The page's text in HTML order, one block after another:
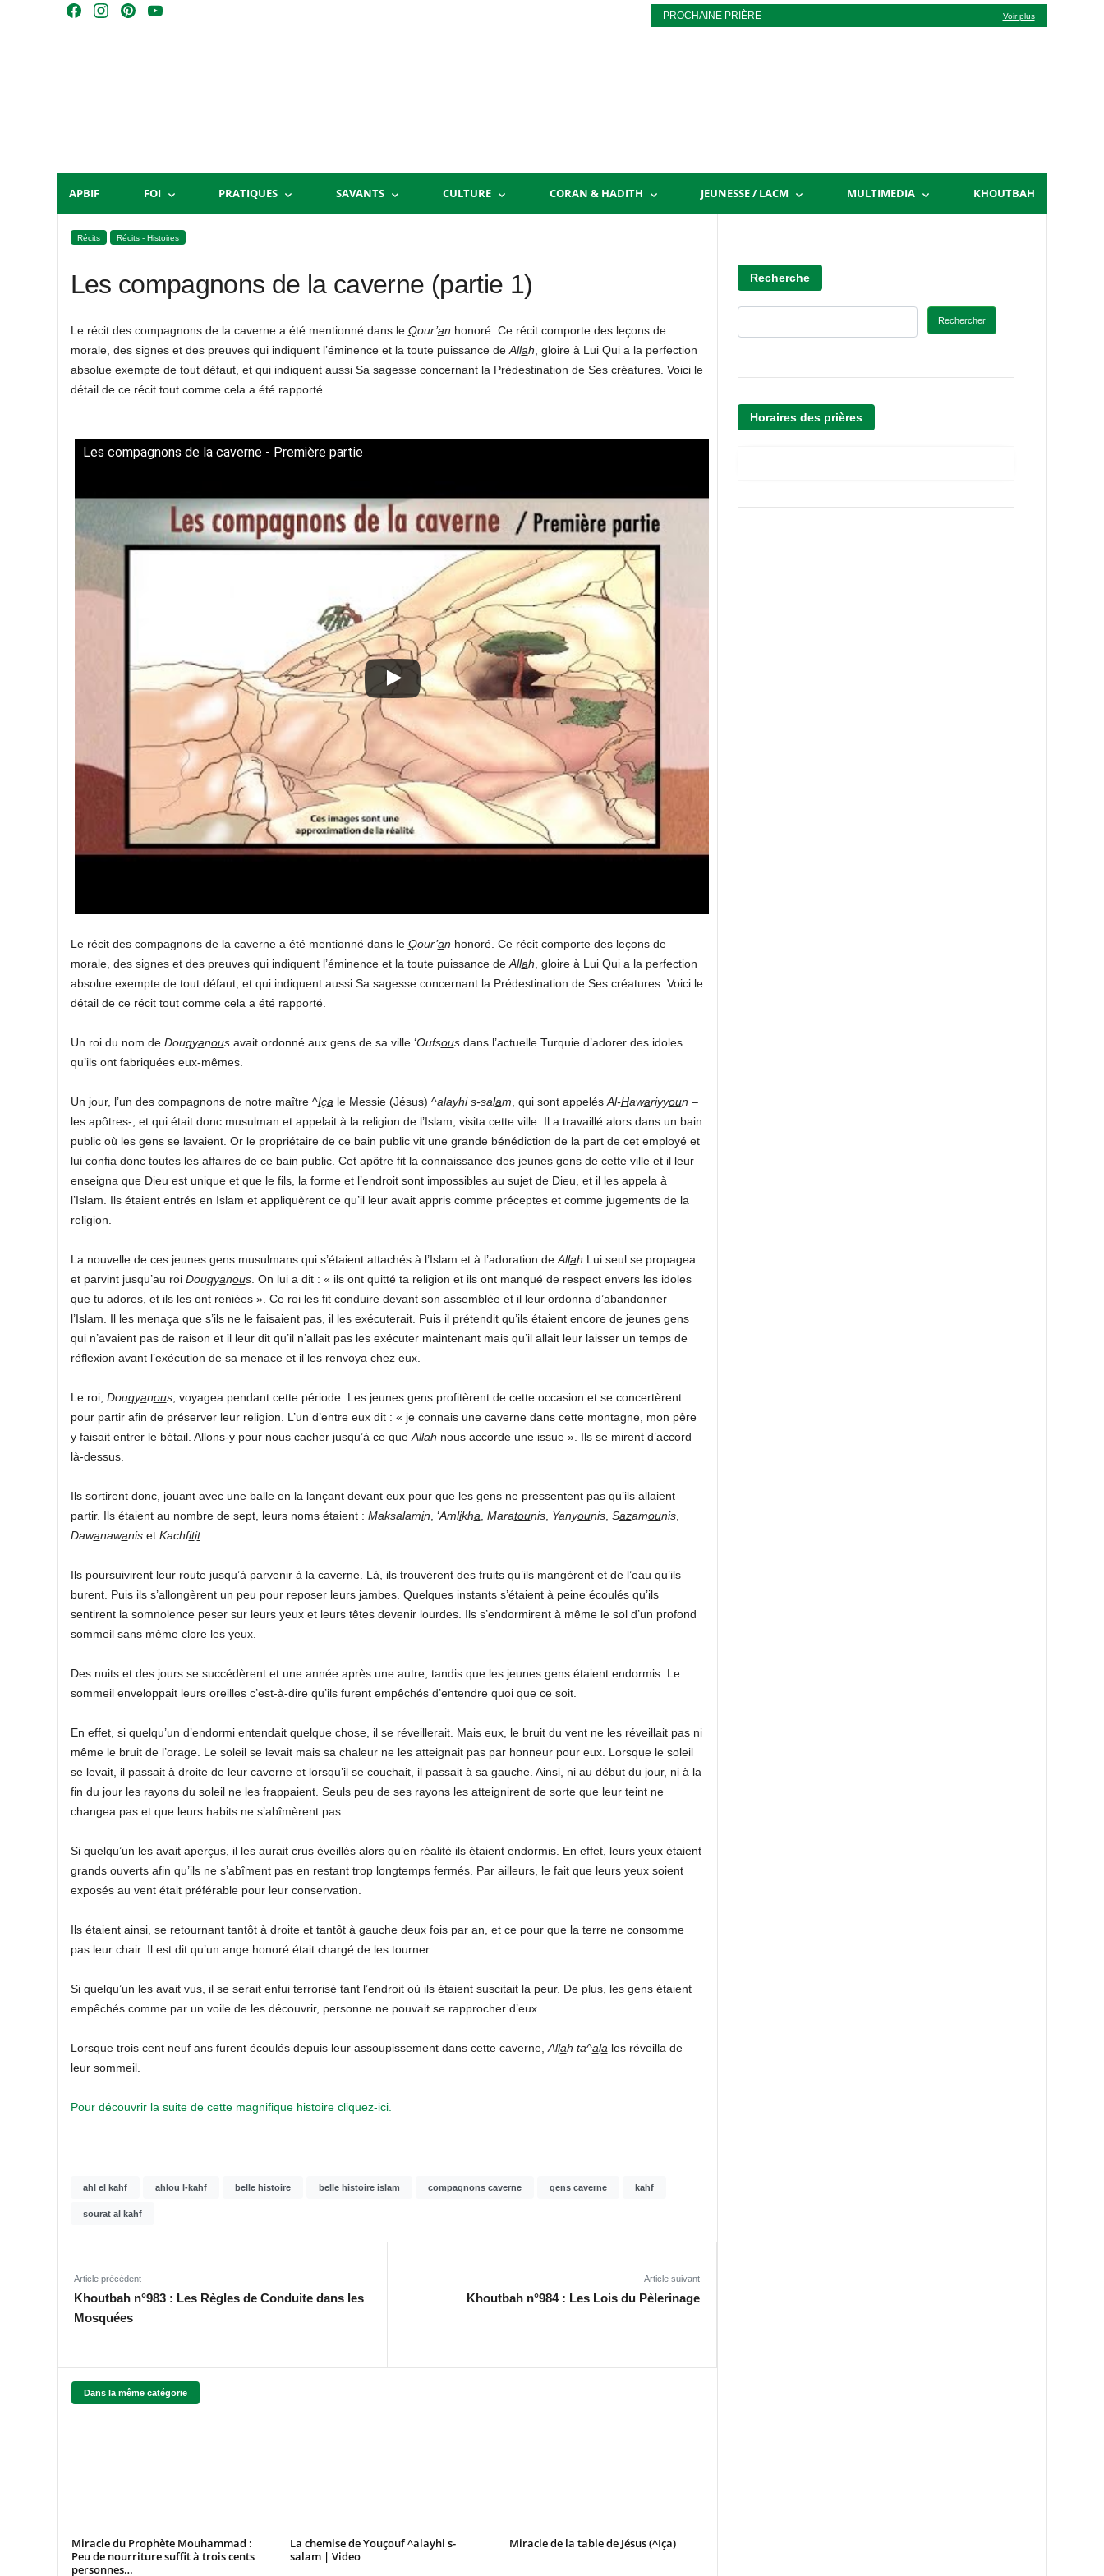
Skip
m
t
Y
PROCHAINE PRIÈRE Voir plus
APBIF FOI PRATIQUES SAVANTS CULTURE CORAN & HADITH JEUNESSE / LACM MULTIMEDIA KHOUTBAH
Récits Récits - Histoires
Les compagnons de la caverne (partie 1)
Le récit des compagnons de la caverne a été mentionné dans le Qour’an honoré. Ce récit comporte des leçons de
morale, des signes et des preuves qui indiquent l’éminence et la toute puissance de Allah , gloire à Lui Qui a la perfection
absolue exempte de tout défaut, et qui indiquent aussi Sa sagesse concernant la Prédestination de Ses créatures. Voici le
détail de ce récit tout comme cela a été rapporté.
Les compagnons de la caverne - Première partie
Le récit des compagnons de la caverne a été mentionné dans le Qour’an honoré. Ce récit comporte des leçons de
morale, des signes et des preuves qui indiquent l’éminence et la toute puissance de Allah , gloire à Lui Qui a la perfection
absolue exempte de tout défaut, et qui indiquent aussi Sa sagesse concernant la Prédestination de Ses créatures. Voici le
détail de ce récit tout comme cela a été rapporté.
Un roi du nom de Douqyanousavait ordonné aux gens de sa ville ‘Oufsousdans l’actuelle Turquie d’adorer des idoles
qu’ils ont fabriquées eux-mêmes.
Un jour, l’un des compagnons de notre maître ^Iça le Messie (Jésus) ^alayhi s-salam , qui sont appelés Al-Hawariyyoun –
les apôtres-, et qui était donc musulman et appelait à la religion de l’Islam, visita cette ville. Il a travaillé alors dans un bain
public où les gens se lavaient. Or le propriétaire de ce bain public vit une grande bénédiction de la part de cet employé et
lui confia donc toutes les affaires de ce bain public. Cet apôtre fit la connaissance des jeunes gens de cette ville et il leur
enseigna que Dieu est unique et que le fils, la forme et l’endroit sont impossibles au sujet de Dieu, et il les appela à
l’Islam. Ils étaient entrés en Islam et appliquèrent ce qu’il leur avait appris comme préceptes et comme jugements de la
religion.
La nouvelle de ces jeunes gens musulmans qui s’étaient attachés à l’Islam et à l’adoration de Allah Lui seul se propagea
et parvint jusqu’au roi Douqyanous. On lui a dit : « ils ont quitté ta religion et ils ont manqué de respect envers les idoles
que tu adores, et ils les ont reniées ». Ce roi les fit conduire devant son assemblée et il leur ordonna d’abandonner
l’Islam. Il les menaça que s’ils ne le faisaient pas, il les exécuterait. Puis il prétendit qu’ils étaient encore de jeunes gens
qui n’avaient pas de raison et il leur dit qu’il n’allait pas les exécuter maintenant mais qu’il allait leur laisser un temps de
réflexion avant l’exécution de sa menace et il les renvoya chez eux.
Le roi, Douqyanous, voyagea pendant cette période. Les jeunes gens profitèrent de cette occasion et se concertèrent
pour partir afin de préserver leur religion. L’un d’entre eux dit : « je connais une caverne dans cette montagne, mon père
y faisait entrer le bétail. Allons-y pour nous cacher jusqu’à ce que Allah nous accorde une issue ». Ils se mirent d’accord
là-dessus.
Ils sortirent donc, jouant avec une balle en la lançant devant eux pour que les gens ne pressentent pas qu’ils allaient
partir. Ils étaient au nombre de sept, leurs noms étaient : Maksalamin , ‘Amlikha Maratounis, Yanyounis, Sazamounis,
Dawanawaniset Kachfitit.
Ils poursuivirent leur route jusqu’à parvenir à la caverne. Là, ils trouvèrent des fruits qu’ils mangèrent et de l’eau qu’ils
burent. Puis ils s’allongèrent un peu pour reposer leurs jambes. Quelques instants s’étaient à peine écoulés qu’ils
sentirent la somnolence peser sur leurs yeux et leurs têtes devenir lourdes. Ils s’endormirent à même le sol d’un profond
sommeil sans même clore les yeux.
Des nuits et des jours se succédèrent et une année après une autre, tandis que les jeunes gens étaient endormis. Le
sommeil enveloppait leurs oreilles c’est-à-dire qu’ils furent empêchés d’entendre quoi que ce soit.
En effet, si quelqu’un d’endormi entendait quelque chose, il se réveillerait. Mais eux, le bruit du vent ne les réveillait pas ni
même le bruit de l’orage. Le soleil se levait mais sa chaleur ne les atteignait pas par honneur pour eux. Lorsque le soleil
se levait, il passait à droite de leur caverne et lorsqu’il se couchait, il passait à sa gauche. Ainsi, ni au début du jour, ni à la
fin du jour les rayons du soleil ne les frappaient. Seuls peu de ses rayons les atteignirent de sorte que leur teint ne
changea pas et que leurs habits ne s’abîmèrent pas.
Si quelqu’un les avait aperçus, il les aurait crus éveillés alors qu’en réalité ils étaient endormis. En effet, leurs yeux étaient
grands ouverts afin qu’ils ne s’abîment pas en restant trop longtemps fermés. Par ailleurs, le fait que leurs yeux soient
exposés au vent était préférable pour leur conservation.
Ils étaient ainsi, se retournant tantôt à droite et tantôt à gauche deux fois par an, et ce pour que la terre ne consomme
pas leur chair. Il est dit qu’un ange honoré était chargé de les tourner.
Si quelqu’un les avait vus, il se serait enfui terrorisé tant l’endroit où ils étaient suscitait la peur. De plus, les gens étaient
empêchés comme par un voile de les découvrir, personne ne pouvait se rapprocher d’eux.
Lorsque trois cent neuf ans furent écoulés depuis leur assoupissement dans cette caverne, Allah ta^ala les réveilla de
leur sommeil.
Pour découvrir la suite de cette magnifique histoire cliquez-ici.
ahl el kahf ahlou l-kahf belle histoire belle histoire islam compagnons caverne gens caverne kahf
sourat al kahf
Article précédent
Khoutbah n°983 : Les Règles de Conduite dans les
Mosquées
Article suivant
Khoutbah n°984 : Les Lois du Pèlerinage
Dans la même catégorie
Miracle du Prophète Mouhammad :
Peu de nourriture suffit à trois cents
personnes…
La chemise de Youçouf ^alayhi s-
salam | Video
Miracle de la table de Jésus (^Iça)
Recherche
Rechercher
Horaires des prières